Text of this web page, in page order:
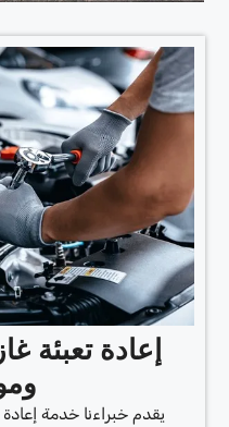
إعادة تعبئة
يقدم خبراءنا خدمة